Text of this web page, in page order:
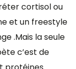
cortisol ou
et un freestyle
.Mais la seule
c’est de